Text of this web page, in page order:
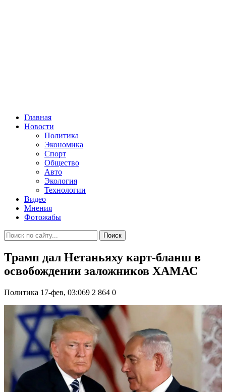
Главная
Новости
Политика
Экономика
Спорт
Общество
Авто
Экология
Технологии
Видео
Мнения
Фотожабы
Поиск
Трамп дал Нетаньяху карт-бланш в
освобождении заложников ХАМАС
Политика 17-фев, 03:069 2 864 0